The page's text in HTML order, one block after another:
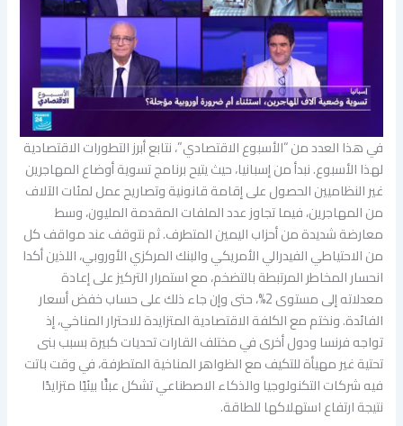
في هذا العدد من “الأسبوع الاقتصادي”، نتابع أبرز التطورات الاقتصادية
لهذا الأسبوع. نبدأ من إسبانيا، حيث يتيح برنامج تسوية أوضاع المهاجرين
غير النظاميين الحصول على إقامة قانونية وتصاريح عمل لمئات الآلاف
من المهاجرين، فيما تجاوز عدد الملفات المقدمة المليون، وسط
معارضة شديدة من أحزاب اليمين المتطرف. ثم نتوقف عند مواقف كل
من الاحتياطي الفيدرالي الأمريكي والبنك المركزي الأوروبي، اللذين أكدا
انحسار المخاطر المرتبطة بالتضخم، مع استمرار التركيز على إعادة
معدلاته إلى مستوى 2%، حتى وإن جاء ذلك على حساب خفض أسعار
الفائدة. ونختم مع الكلفة الاقتصادية المتزايدة للاحترار المناخي، إذ
تواجه فرنسا ودول أخرى في مختلف القارات تحديات كبيرة بسبب بنى
تحتية غير مهيأة للتكيف مع الظواهر المناخية المتطرفة، في وقت باتت
فيه شركات التكنولوجيا والذكاء الاصطناعي تشكل عبئًا بيئيًا متزايدًا
نتيجة ارتفاع استهلاكها للطاقة.